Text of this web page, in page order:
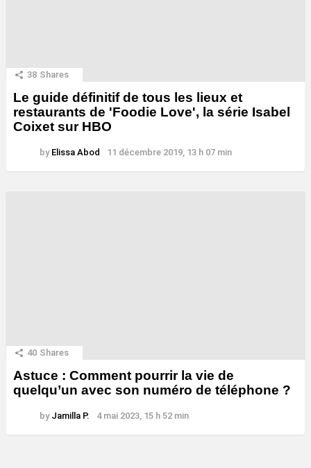
38 Shares
Le guide définitif de tous les lieux et
restaurants de 'Foodie Love', la série Isabel
Coixet sur HBO
by Elissa Abod 11 décembre 2019, 13 h 07 min
40 Shares
Astuce : Comment pourrir la vie de
quelqu’un avec son numéro de téléphone ?
by Jamilla P. 4 mai 2023, 15 h 52 min